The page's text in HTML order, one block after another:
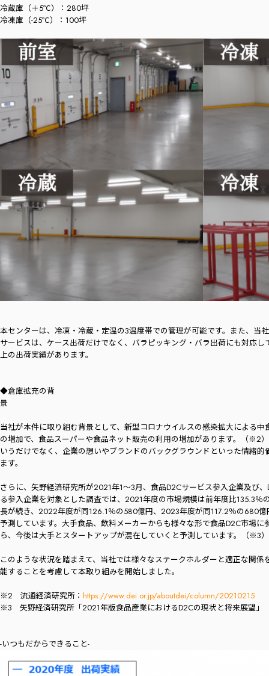
冷蔵庫（＋5℃）：280坪
冷凍庫（-25℃）：100坪
本センターは、冷凍・冷蔵・定温の3温度帯での管理が可能です。また、当
サービスは、ケース出荷だけでなく、バラピッキング・バラ出荷にも対応
上の出荷実績があります。
◆倉庫拡充の背
当社が本件に取り組む背景として、新型コロナウイルスの感染拡大による
の増加で、食品スーパーや食品ネット販売の利用の増加があります。（※2
いうだけでなく、企業の想いやブランドのバックグラウンドといった情緒
ます。
さらに、矢野経済研究所が2021年1～3月、食品D2Cサービス参入企業及び
る参入企業を対象とした調査では、2021年度の市場規模は前年度比135.3
長が続き、2022年度が同126.1％の580億円、2023年度が同117.2％の680
予測しています。大手食品、飲料メーカーからも様々な形で食品D2C市場
ら、今後は大手とスタートアップが混在していくと予測しています。（※3）
このような状況を踏まえて、当社では様々なステークホルダーと適正な関
能することを考慮して本取り組みを開始しました。
※2 流通経済研究所： https://www.dei.or.jp/aboutdei/column/20210215
※3 矢野経済研究所「2021年版食品産業におけるD2Cの現状と将来展望」
-いつもだからできること-